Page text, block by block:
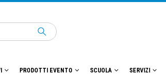
PRODOTTI EVENTO SCUOLA SERVIZI